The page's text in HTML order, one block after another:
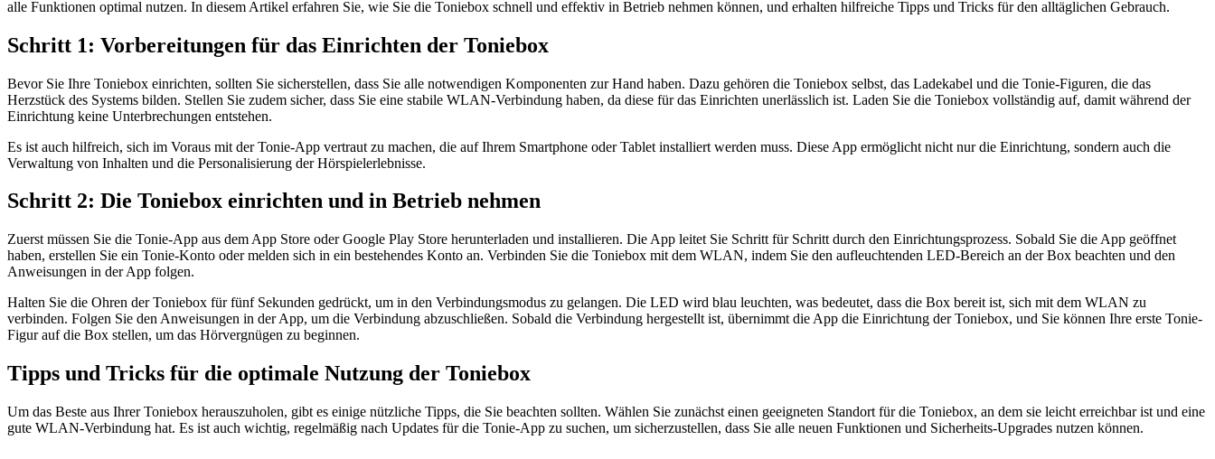
alle Funktionen optimal nutzen. In diesem Artikel erfahren Sie, wie Sie die Toniebox schnell und effektiv in Betrieb nehmen können, und erhalten hilfreiche Tipps und Tricks für den alltäglichen Gebrauch.
Schritt 1: Vorbereitungen für das Einrichten der Toniebox
Bevor Sie Ihre Toniebox einrichten, sollten Sie sicherstellen, dass Sie alle notwendigen Komponenten zur Hand haben. Dazu gehören die Toniebox selbst, das Ladekabel und die Tonie-Figuren, die das
Herzstück des Systems bilden. Stellen Sie zudem sicher, dass Sie eine stabile WLAN-Verbindung haben, da diese für das Einrichten unerlässlich ist. Laden Sie die Toniebox vollständig auf, damit während der
Einrichtung keine Unterbrechungen entstehen.
Es ist auch hilfreich, sich im Voraus mit der Tonie-App vertraut zu machen, die auf Ihrem Smartphone oder Tablet installiert werden muss. Diese App ermöglicht nicht nur die Einrichtung, sondern auch die
Verwaltung von Inhalten und die Personalisierung der Hörspielerlebnisse.
Schritt 2: Die Toniebox einrichten und in Betrieb nehmen
Zuerst müssen Sie die Tonie-App aus dem App Store oder Google Play Store herunterladen und installieren. Die App leitet Sie Schritt für Schritt durch den Einrichtungsprozess. Sobald Sie die App geöffnet
haben, erstellen Sie ein Tonie-Konto oder melden sich in ein bestehendes Konto an. Verbinden Sie die Toniebox mit dem WLAN, indem Sie den aufleuchtenden LED-Bereich an der Box beachten und den
Anweisungen in der App folgen.
Halten Sie die Ohren der Toniebox für fünf Sekunden gedrückt, um in den Verbindungsmodus zu gelangen. Die LED wird blau leuchten, was bedeutet, dass die Box bereit ist, sich mit dem WLAN zu
verbinden. Folgen Sie den Anweisungen in der App, um die Verbindung abzuschließen. Sobald die Verbindung hergestellt ist, übernimmt die App die Einrichtung der Toniebox, und Sie können Ihre erste Tonie-
Figur auf die Box stellen, um das Hörvergnügen zu beginnen.
Tipps und Tricks für die optimale Nutzung der Toniebox
Um das Beste aus Ihrer Toniebox herauszuholen, gibt es einige nützliche Tipps, die Sie beachten sollten. Wählen Sie zunächst einen geeigneten Standort für die Toniebox, an dem sie leicht erreichbar ist und eine
gute WLAN-Verbindung hat. Es ist auch wichtig, regelmäßig nach Updates für die Tonie-App zu suchen, um sicherzustellen, dass Sie alle neuen Funktionen und Sicherheits-Upgrades nutzen können.